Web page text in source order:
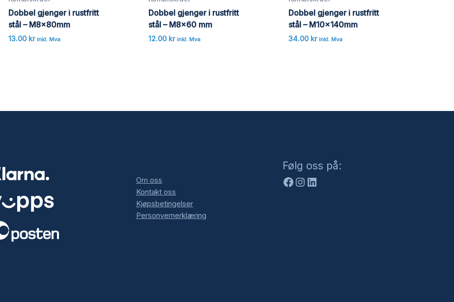
Dobbel gjenger i rustfritt
stål – M8x80mm
13.00 kr inkl. Mva
Dobbel gjenger i rustfritt
stål – M8x60 mm
12.00 kr inkl. Mva
Dobbel gjenger i rustfritt
stål – M10x140mm
34.00 kr inkl. Mva
Om oss
Kontakt oss
Kjøpsbetingelser
Personvernerklæring
Følg oss på:
Facebook
Instagram
LinkedIn